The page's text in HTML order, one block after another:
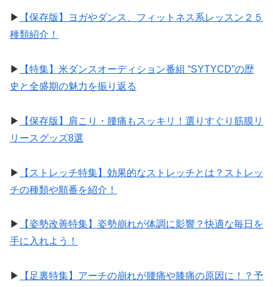
▶︎
【保存版】ヨガやダンス、フィットネス系レッスン２５
種類紹介！
▶︎
【特集】米ダンスオーディション番組 “SYTYCD”の歴
史と全盛期の魅力を振り返る
▶︎
【保存版】肩こり・腰痛もスッキリ！選りすぐり筋膜リ
リースグッズ8選
▶︎
【ストレッチ特集】効果的なストレッチとは？ストレッ
チの種類や順番を紹介！
▶︎
【姿勢改善特集】姿勢崩れが体調に影響？快適な毎日を
手に入れよう！
▶︎
【足裏特集】アーチの崩れが腰痛や膝痛の原因に！？予